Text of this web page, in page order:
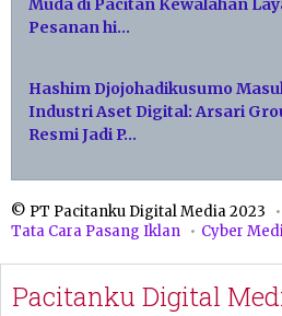
Muda di Pacitan Kewalahan
Pesanan hi…
Hashim Djojohadikusumo
Industri Aset Digital: Arsari
Resmi Jadi P…
© PT Pacitanku Digital Media 2023
Tata Cara Pasang Iklan
Cyber
Pacitanku Digital